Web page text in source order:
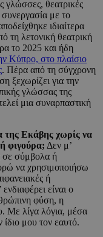
γλώσσες, θεατρικές
με το
ιδιαίτερα
τη λετονική θεατρική
το 2025 και ήδη
Κύπρο, στο πλαίσιο
. Πέρα από τη σύγχρονη
ξεχωρίζει για την
γλώσσας της
μια συναρπαστική
της Εκάβης χωρίς να
φιγούρα; Δεν μ’
σε σύμβολα ή
να χρησιμοποιήσω
ή
είναι ο
φύση, η
Με λίγα λόγια, μέσα
μου τον εαυτό.